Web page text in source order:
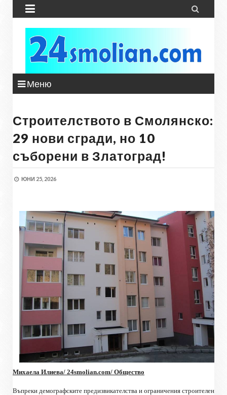
 
Меню
Строителството в Смолянско:
29 нови сгради, но 10
съборени в Златоград!
ЮНИ 25, 2026
Михаела Илиева/ 24smolian.com/ Общество
Въпреки демографските предизвикателства и ограничения строителен